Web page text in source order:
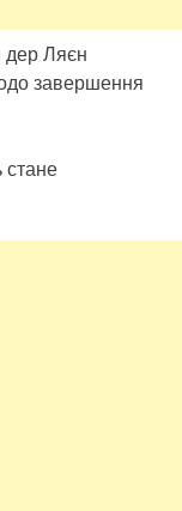
дер Ляєн
завершення
стане